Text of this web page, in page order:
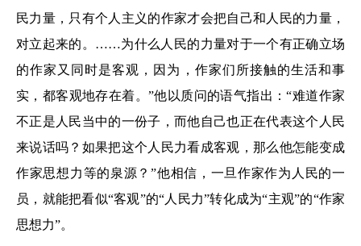
民力量，只有个人主义的作家才会把自己和人民的力量，
对立起来的。……为什么人民的力量对于一个有正确立场
的作家又同时是客观，因为，作家们所接触的生活和事
实，都客观地存在着。”他以质问的语气指出：“难道作家
不正是人民当中的一份子，而他自己也正在代表这个人民
来说话吗？如果把这个人民力看成客观，那么他怎能变成
作家思想力等的泉源？”他相信，一旦作家作为人民的一
员，就能把看似“客观”的“人民力”转化成为“主观”的“作家
思想力”。